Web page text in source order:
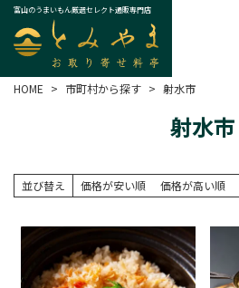
富山のうまいもん厳選セレクト通販専門店
HOME 市町村から探す 射水市
射水市
並び替え 価格が安い順 価格が高い順